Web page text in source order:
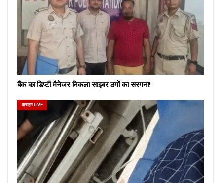
बैंक का डिप्टी मैनेजर निकला साइबर ठगों का सरगना!
क्राइम LIVE